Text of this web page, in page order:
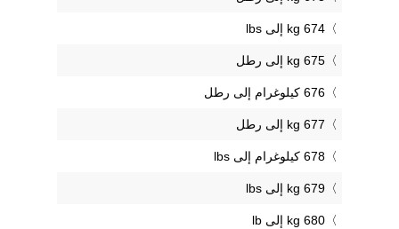
674 kg إلى lbs
675 kg إلى رطل
676 كيلوغرام إلى رطل
677 kg إلى رطل
678 كيلوغرام إلى lbs
679 kg إلى lbs
680 kg إلى lb